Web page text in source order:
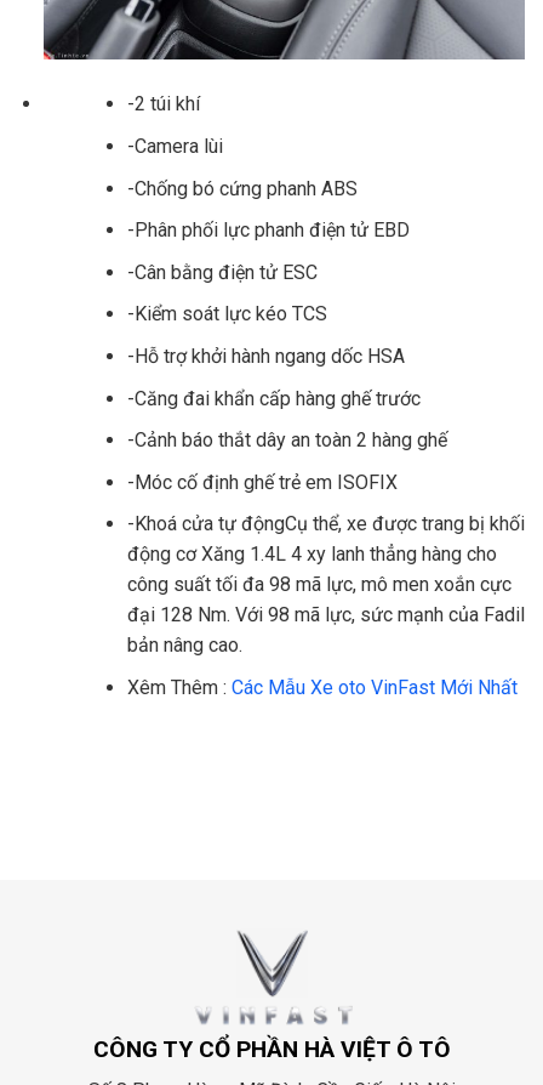
-2 túi khí
-Camera lùi
-Chống bó cứng phanh ABS
-Phân phối lực phanh điện tử EBD
-Cân bằng điện tử ESC
-Kiểm soát lực kéo TCS
-Hỗ trợ khởi hành ngang dốc HSA
-Căng đai khẩn cấp hàng ghế trước
-Cảnh báo thắt dây an toàn 2 hàng ghế
-Móc cố định ghế trẻ em ISOFIX
-Khoá cửa tự độngCụ thể, xe được trang bị khối
động cơ Xăng 1.4L 4 xy lanh thẳng hàng cho
công suất tối đa 98 mã lực, mô men xoắn cực
đại 128 Nm. Với 98 mã lực, sức mạnh của Fadil
bản nâng cao.
Xêm Thêm : Các Mẫu Xe oto VinFast Mới Nhất
CÔNG TY CỔ PHẦN HÀ VIỆT Ô TÔ